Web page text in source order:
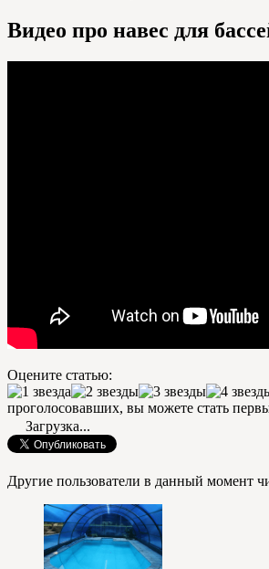
Видео про навес для
Оцените статью:
проголосовавших, вы можете стать
Загрузка...
Другие пользователи в данный момент